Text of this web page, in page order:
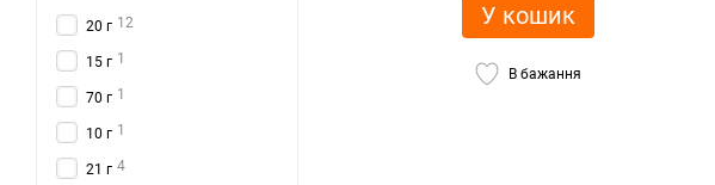
У кошик
В бажання
20 г 12
15 г 1
70 г 1
10 г 1
21 г 4